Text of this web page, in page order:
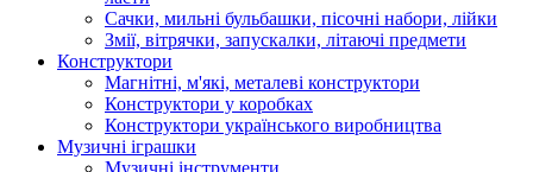
Сачки, мильні бульбашки, пісочні набори, лійки
Змії, вітрячки, запускалки, літаючі предмети
Конструктори
Магнітні, м'які, металеві конструктори
Конструктори у коробках
Конструктори українського виробництва
Музичні іграшки
Музичні інструменти